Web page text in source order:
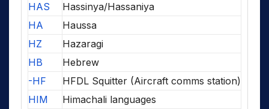
HAS
Hassinya/Hassaniya
HA
Haussa
HZ
Hazaragi
HB
Hebrew
-HF
HFDL Squitter (Aircraft comms station)
HIM
Himachali languages